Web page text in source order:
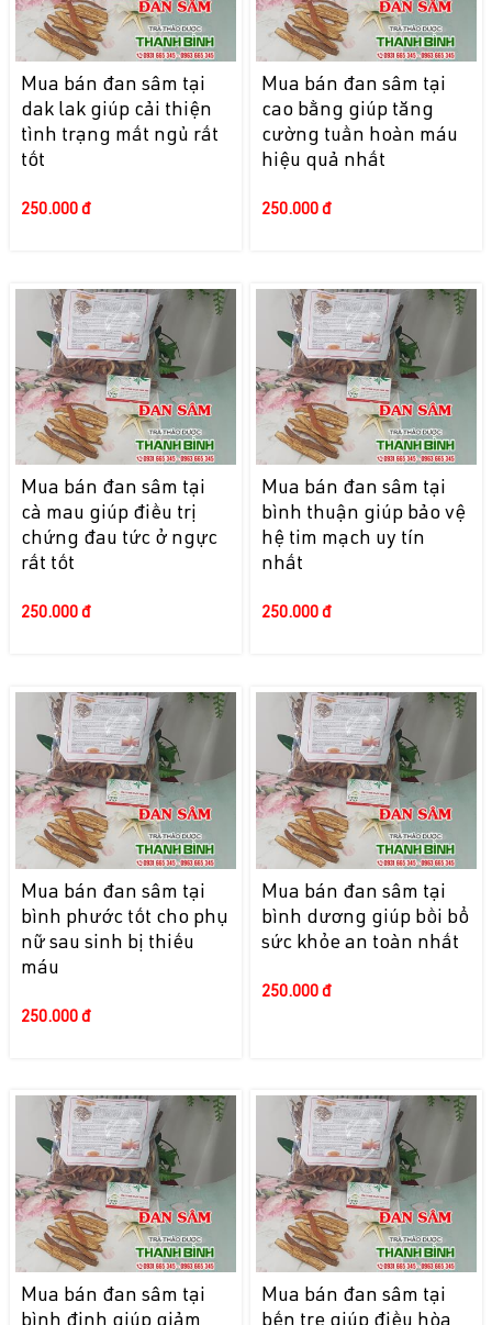
Mua bán đan sâm tại
dak lak giúp cải thiện
tình trạng mất ngủ rất
tốt
250.000 đ
Mua bán đan sâm tại
cao bằng giúp tăng
cường tuần hoàn máu
hiệu quả nhất
250.000 đ
Mua bán đan sâm tại
cà mau giúp điều trị
chứng đau tức ở ngực
rất tốt
250.000 đ
Mua bán đan sâm tại
bình thuận giúp bảo vệ
hệ tim mạch uy tín
nhất
250.000 đ
Mua bán đan sâm tại
bình phước tốt cho phụ
nữ sau sinh bị thiếu
máu
250.000 đ
Mua bán đan sâm tại
bình dương giúp bồi bổ
sức khỏe an toàn nhất
250.000 đ
Mua bán đan sâm tại
Mua bán đan sâm tại